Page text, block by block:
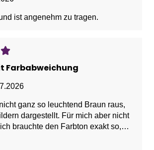
ist angenehm zu tragen.
Farbabweichung
ganz so leuchtend Braun raus,
dargestellt. Für mich aber nicht
brauchte den Farbton exakt so,